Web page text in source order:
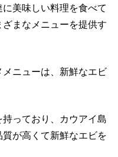
美味しい料理を食べて
まなメニューを提供す
ニューは、新鮮なエビ
っており、カウアイ島
が高くて新鮮なエビを